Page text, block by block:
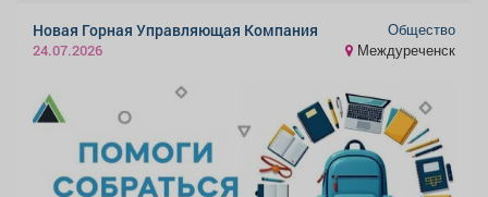
Новая Горная Управляющая Компания
24.07.2026
Общество
Междуреченск